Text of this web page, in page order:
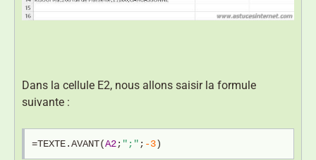
Dans la cellule E2, nous allons saisir la formule
suivante :
=TEXTE.AVANT(A2; ";" ; -3)